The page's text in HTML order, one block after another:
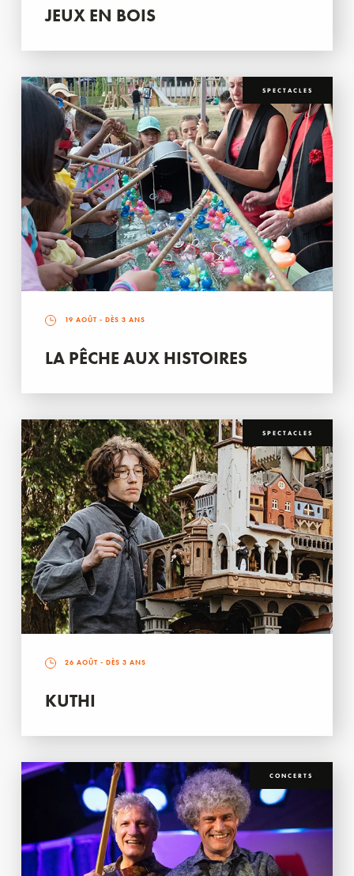
JEUX EN BOIS
SPECTACLES
19 AOÛT - DÈS 3 ANS
LA PÊCHE AUX HISTOIRES
SPECTACLES
26 AOÛT - DÈS 3 ANS
KUTHI
CONCERTS